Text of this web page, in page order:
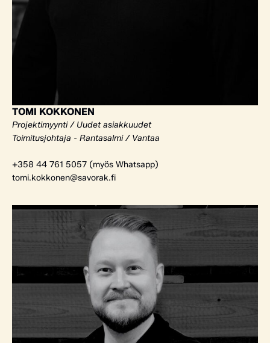
TOMI KOKKONEN
Projektimyynti / Uudet asiakkuudet
Toimitusjohtaja - Rantasalmi / Vantaa
+358 44 761 5057 (myös Whatsapp)
tomi.kokkonen@savorak.fi